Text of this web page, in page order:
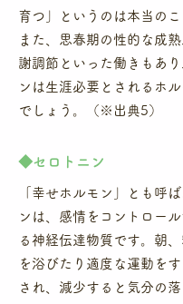
育つ」というのは本当のこ
また、思春期の性的な成
謝調節といった働きもあ
ンは生涯必要とされるホ
でしょう。（※出典5）
​◆セロトニン
「幸せホルモン」とも呼
ンは、感情をコントロー
る神経伝達物質です。朝
を浴びたり適度な運動を
され、減少すると気分の